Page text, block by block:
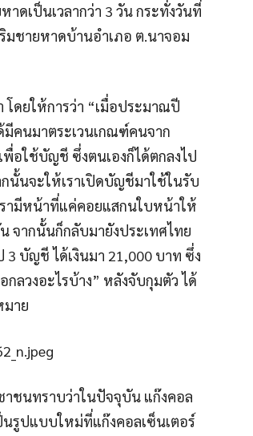
ดเป็นเวลากว่า 3 วัน กระทั่งวันที่
มชายหาดบ้านอำเภอ ต.นาจอม
ดยให้การว่า “เมื่อประมาณปี
คนมาตระเวนเกณฑ์คนจาก
อใช้บัญชี ซึ่งตนเองก็ได้ตกลงไป
นั้นจะให้เราเปิดบัญชีมาใช้ในรับ
รามีหน้าที่แค่คอยแสกนใบหน้าให้
จากนั้นก็กลับมายังประเทศไทย
บัญชี ได้เงินมา 21,000 บาท ซึ่ง
ลวงอะไรบ้าง” หลังจับกุมตัว ได้
าย
าชนทราบว่าในปัจจุบัน แก๊งคอล
รูปแบบใหม่ที่แก๊งคอลเซ็นเตอร์